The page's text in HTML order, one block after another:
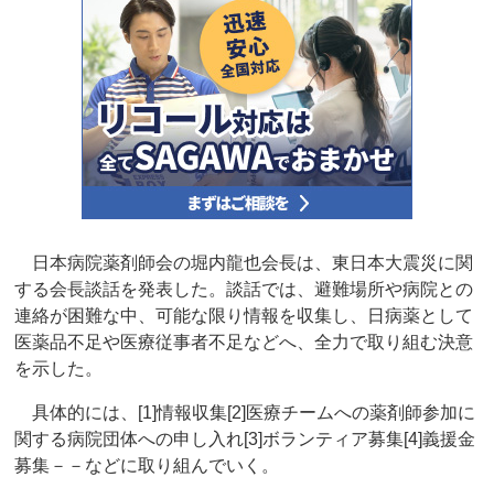
日本病院薬剤師会の堀内龍也会長は、東日本大震災に関
する会長談話を発表した。談話では、避難場所や病院との
連絡が困難な中、可能な限り情報を収集し、日病薬として
医薬品不足や医療従事者不足などへ、全力で取り組む決意
を示した。
具体的には、[1]情報収集[2]医療チームへの薬剤師参加に
関する病院団体への申し入れ[3]ボランティア募集[4]義援金
募集－－などに取り組んでいく。